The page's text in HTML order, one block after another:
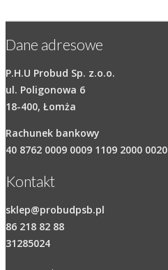
Dane adresowe
P.H.U Probud Sp. z.o.o.
ul. Poligonowa 6
18-400, Łomża
Rachunek bankowy
40 8762 0009 0009 1109 2000 0020
Kontakt
sklep@probudpsb.pl
86 218 82 88
31285024